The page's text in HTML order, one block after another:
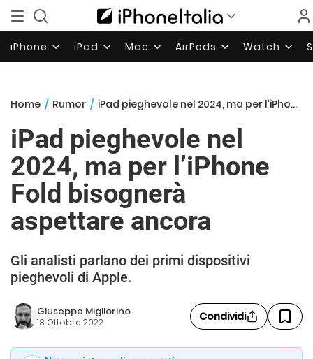
iPhone iPad Mac AirPods Watch
Home / Rumor / iPad pieghevole nel 2024, ma per l’iPhone Fold bisognerà aspettare ancora
iPad pieghevole nel
2024, ma per l’iPhone
Fold bisognerà
aspettare ancora
Gli analisti parlano dei primi dispositivi
pieghevoli di Apple.
Giuseppe Migliorino
18 Ottobre 2022 Condividi